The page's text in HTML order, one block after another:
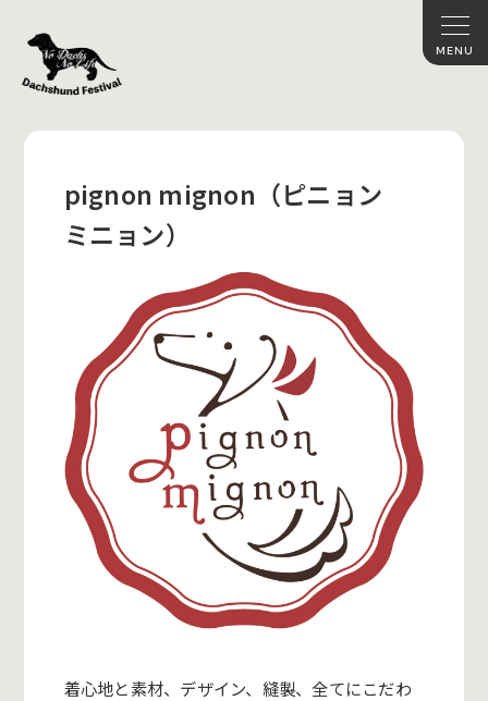
pignon mignon（ピニョン
ミニョン）
着心地と素材、デザイン、縫製、全てにこだわ